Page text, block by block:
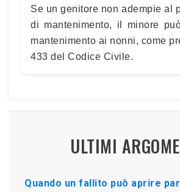
Se un genitore non adempie al
di mantenimento, il minore
mantenimento ai nonni, come
433 del Codice Civile.
ULTIMI
Quando un fallito può aprire